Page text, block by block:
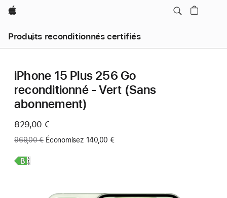
Apple
Produits reconditionnés certifiés
iPhone 15 Plus 256 Go
reconditionné - Vert (Sans
abonnement)
Maintenant
829,00 €
Ancien
:
969,00 € Économisez 140,00 €
En